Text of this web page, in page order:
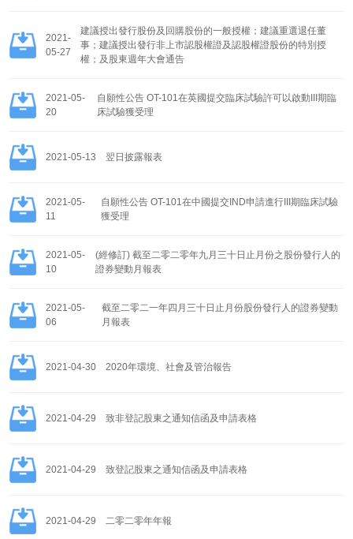
2021-
05-27
建議授出發行股份及回購股份的一般授權；建議重選退任董
事；建議授出發行非上市認股權證及認股權證股份的特別授
權；及股東週年大會通告
2021-05-
20
自願性公告 OT-101在英國提交臨床試驗許可以啟動III期臨
床試驗獲受理
2021-05-13 翌日披露報表
2021-05-
11
自願性公告 OT-101在中國提交IND申請進行III期臨床試驗
獲受理
2021-05-
10
(經修訂) 截至二零二零年九月三十日止月份之股份發行人的
證券變動月報表
2021-05-
06
截至二零二一年四月三十日止月份股份發行人的證券變動
月報表
2021-04-30 2020年環境、社會及管治報告
2021-04-29 致非登記股東之通知信函及申請表格
2021-04-29 致登記股東之通知信函及申請表格
2021-04-29 二零二零年年報